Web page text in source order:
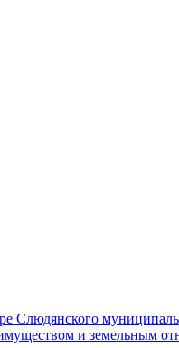
Слюдянского
и земельным